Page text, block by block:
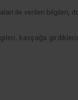
ile verilen bilgileri,
kavşağa